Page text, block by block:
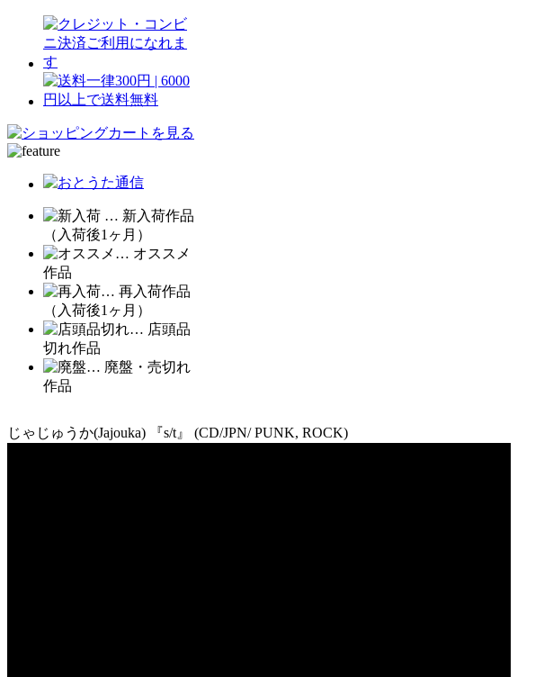
… 新入荷作品
（入荷後1ヶ月）
… オススメ
作品
… 再入荷作品
（入荷後1ヶ月）
… 店頭品
切れ作品
… 廃盤・売切れ
作品
じゃじゅうか(Jajouka) 『s/t』 (CD/JPN/ PUNK, ROCK)